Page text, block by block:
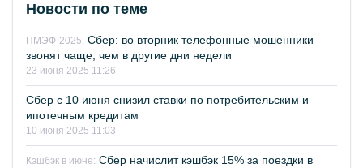
Новости по теме
ПМЭФ-2025: Сбер: во вторник телефонные мошенники
звонят чаще, чем в другие дни недели
23 июня 2025 11:26
Сбер с 10 июня снизил ставки по потребительским и
ипотечным кредитам
10 июня 2025 11:03
Кэшбэк в июне: Сбер начислит кэшбэк 15% за поездки в